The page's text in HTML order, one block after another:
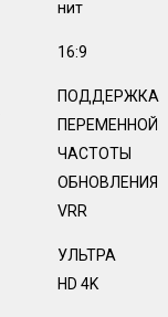
нит
16:9
ПОДДЕРЖКА
ПЕРЕМЕННОЙ
ЧАСТОТЫ
ОБНОВЛЕНИЯ
VRR
УЛЬТРА
HD 4K